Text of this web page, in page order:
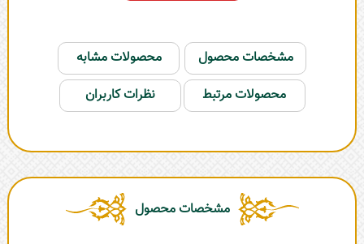
مشخصات محصول
محصولات مشابه
محصولات مرتبط
نظرات کاربران
مشخصات محصول